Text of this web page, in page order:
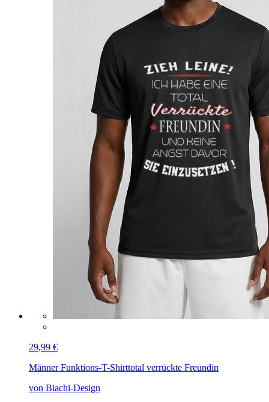
29,99 €
Männer Funktions-T-Shirttotal verrückte Freundin
von Biachi-Design